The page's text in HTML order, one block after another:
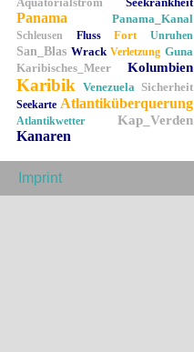
Panama Panama_Kanal
Schleusen Fluss Fort Unruhen
San_Blas Wrack Verletzung Guna
Karibisches_Meer
Kolumbien
Karibik Venezuela Sicherheit
Seekarte Atlantiküberquerung
Atlantikwetter Kap_Verden
Kanaren
Imprint